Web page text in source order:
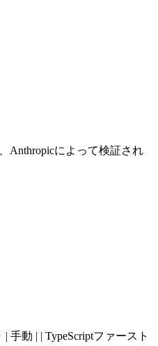
Anthropicによって検証され
手動 | | TypeScriptファースト